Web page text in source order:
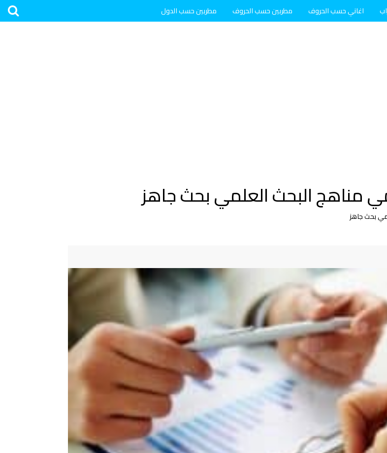
اغاني حسب الحروف مطربين حسب الحروف مطربين حسب الدول
مناهج البحث العلمي بحث جاهز
بحث جاهز